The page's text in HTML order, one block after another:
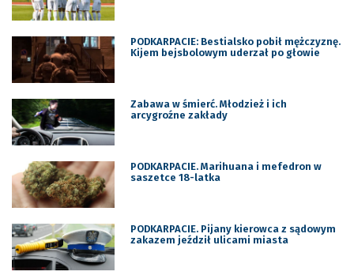
PODKARPACIE: Bestialsko pobił mężczyznę.
Kijem bejsbolowym uderzał po głowie
Zabawa w śmierć. Młodzież i ich
arcygroźne zakłady
PODKARPACIE. Marihuana i mefedron w
saszetce 18-latka
PODKARPACIE. Pijany kierowca z sądowym
zakazem jeździł ulicami miasta